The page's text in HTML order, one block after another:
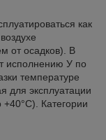
как
от осадков). В
исполнению У по
температуре
для эксплуатации
Категории